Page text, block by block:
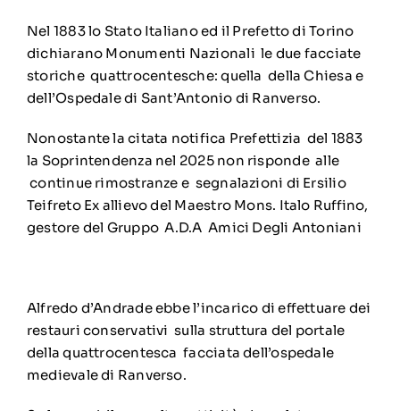
Nel 1883 lo Stato Italiano ed il Prefetto di Torino
dichiarano Monumenti Nazionali le due facciate
storiche quattrocentesche: quella della Chiesa e
dell’Ospedale di Sant’Antonio di Ranverso.
Nonostante la citata notifica Prefettizia del 1883
la Soprintendenza nel 2025 non risponde alle
continue rimostranze e segnalazioni di Ersilio
Teifreto Ex allievo del Maestro Mons. Italo Ruffino,
gestore del Gruppo A.D.A Amici Degli Antoniani
Alfredo d’Andrade ebbe l’incarico di effettuare dei
restauri conservativi sulla struttura del portale
della quattrocentesca facciata dell’ospedale
medievale di Ranverso.